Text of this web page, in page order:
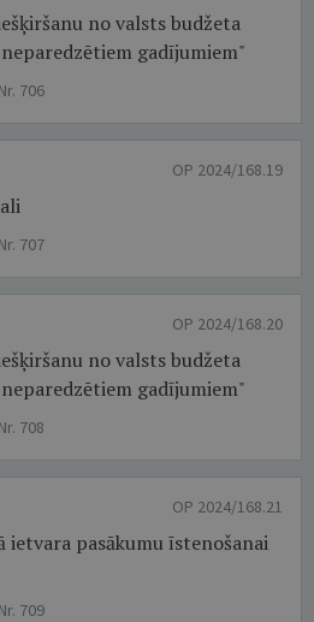
no valsts budžeta
gadījumiem"
706
OP 2024/168.19
707
OP 2024/168.20
no valsts budžeta
gadījumiem"
708
OP 2024/168.21
ietvara pasākumu īstenošanai
709